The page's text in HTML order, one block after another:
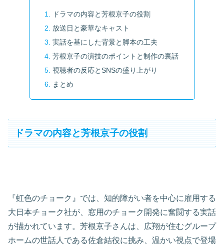
ドラマの内容と芳根京子の役割
放送日と豪華なキャスト
実話を基にした背景と脚本の工夫
芳根京子の演技のポイントと制作の裏話
視聴者の反応とSNSの盛り上がり
まとめ
ドラマの内容と芳根京子の役割
『虹色のチョーク』では、知的障がい者を中心に雇用する
大日本チョーク社が、窓用のチョーク開発に奮闘する実話
が描かれています。芳根京子さんは、広翔が住むグループ
ホームの世話人である佐倉結役に挑み、温かい視点で登場